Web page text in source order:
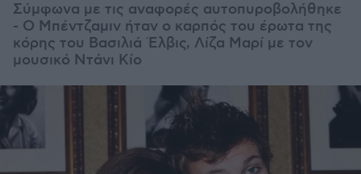
Σύμφωνα με τις αναφορές αυτοπυροβολήθηκε
- Ο Μπέντζαμιν ήταν ο καρπός του έρωτα της
κόρης του Βασιλιά Έλβις, Λίζα Μαρί με τον
μουσικό Ντάνι Κίο